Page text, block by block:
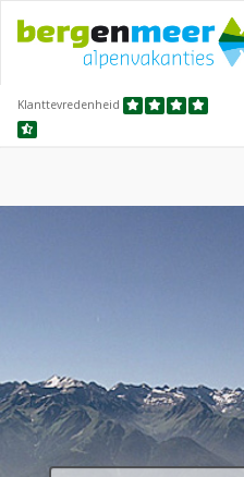
Klanttevredenheid